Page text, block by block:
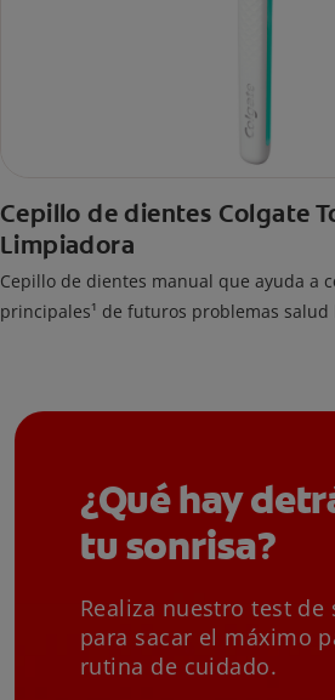
Cepillo de dientes Colgate
Limpiadora
Cepillo de dientes manual que ayuda a
principales¹ de futuros problemas salud
¿Qué hay
tu sonrisa?
Realiza nuestro test de
para sacar el máximo
rutina de cuidado.